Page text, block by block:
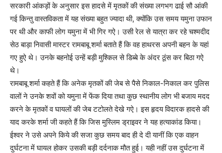
सरकारी आंकड़ों के अनुसार इस हादसे में मृतकों की संख्या लगभग ढाई सौ आंकी
गई किन्तु वास्तविकता में यह संख्या बहुत ज्यादा थी, क्योंकि उस समय यमुना उफान
पर थी और काफी लोग यमुना में भी गिर गऐ। उसी रेल से यात्रा कर रहे चश्मदीद
सेठ बाड़ा निवासी मास्टर रामबाबू शर्मा बताते हैं कि वह हाथरस अपनी बहन के यहां
गए हुऐ थे। उनके बहनोई उन्हें बड़ी मुश्किल से डिब्बे के अंदर ठूंस कर बिठा गऐ
थे।
रामबाबू शर्मा कहते हैं कि अनेक मृतकों की जेब से पैसे निकाल-निकाल कर पुलिस
वालों ने उनके शवों को यमुना में फेंक दिया तथा कुछ स्थानीय लोग भी बजाय मदद
करने के मृतकों व घायलों की जेब टटोलते देखे गऐ। इस हृदय विदारक हादसे की
याद करके शर्मा जी कहते हैं कि जिस मुस्लिम ड्राइवर ने यह हत्याकांड किया।
ईश्वर ने उसे अपने किये की सजा कुछ समय बाद ही दे दी यानीं कि एक वाहन
दुर्घटना में घायल होकर उसकी बड़ी दर्दनाक मौत हुई। यही नहीं उस दुर्घटना में